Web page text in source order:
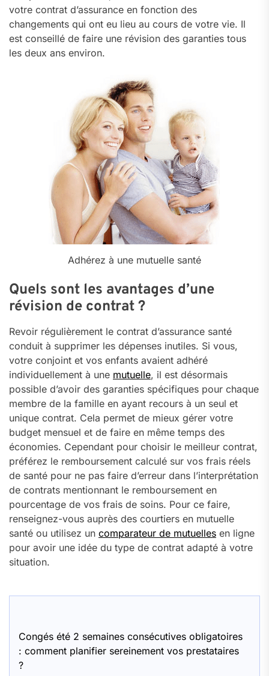
votre contrat d’assurance en fonction des
changements qui ont eu lieu au cours de votre vie. Il
est conseillé de faire une révision des garanties tous
les deux ans environ.
Adhérez à une mutuelle santé
Quels sont les avantages d’une
révision de contrat ?
Revoir régulièrement le contrat d’assurance santé
conduit à supprimer les dépenses inutiles. Si vous,
votre conjoint et vos enfants avaient adhéré
individuellement à une mutuelle, il est désormais
possible d’avoir des garanties spécifiques pour chaque
membre de la famille en ayant recours à un seul et
unique contrat. Cela permet de mieux gérer votre
budget mensuel et de faire en même temps des
économies. Cependant pour choisir le meilleur contrat,
préférez le remboursement calculé sur vos frais réels
de santé pour ne pas faire d’erreur dans l’interprétation
de contrats mentionnant le remboursement en
pourcentage de vos frais de soins. Pour ce faire,
renseignez-vous auprès des courtiers en mutuelle
santé ou utilisez un comparateur de mutuelles en ligne
pour avoir une idée du type de contrat adapté à votre
situation.
Congés été 2 semaines consécutives obligatoires
: comment planifier sereinement vos prestataires
?